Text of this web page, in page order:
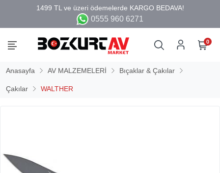
0555 960 6271
0
Anasayfa AV MALZEMELERİ Bıçaklar & Çakılar
Çakılar WALTHER